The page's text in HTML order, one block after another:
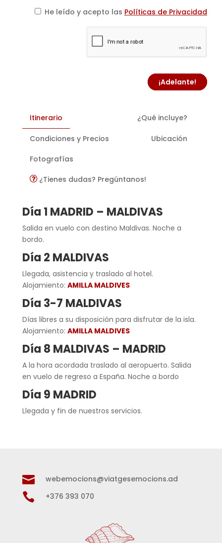
He leído y acepto las Políticas de Privacidad
¡Adelante!
Itinerario ¿Qué incluye?
Condiciones y Precios Ubicación
Fotografías
¿Tienes dudas? Pregúntanos!
Día 1 MADRID – MALDIVAS
Salida en vuelo con destino Maldivas. Noche a
bordo.
Día 2 MALDIVAS
Llegada, asistencia y traslado al hotel.
Alojamiento: AMILLA MALDIVES
Día 3-7 MALDIVAS
Días libres a su disposición para disfrutar de la isla.
Alojamiento: AMILLA MALDIVES
Día 8 MALDIVAS – MADRID
A la hora acordada traslado al aeropuerto. Salida
en vuelo de regreso a España. Noche a bordo
Día 9 MADRID
Llegada y fin de nuestros servicios.
 webemocions@viatgesemocions.ad
 +376 393 070